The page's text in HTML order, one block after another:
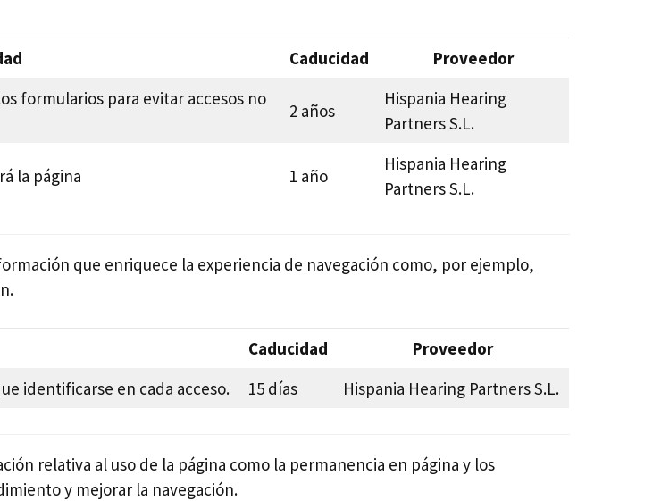
Caducidad Proveedor
formularios para evitar accesos no
2 años
Hispania Hearing
Partners S.L.
la página 1 año
Hispania Hearing
Partners S.L.
que enriquece la experiencia de navegación como, por ejemplo,
Caducidad
Proveedor
identificarse en cada acceso. 15 días Hispania Hearing Partners S.L.
relativa al uso de la página como la permanencia en página y los
y mejorar la navegación.